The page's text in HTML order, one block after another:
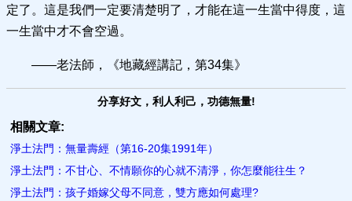
定了。這是我們一定要清楚明了，才能在這一生當中得度，這
一生當中才不會空過。
——老法師，《地藏經講記，第34集》
分享好文，利人利己，功德無量!
相關文章:
淨土法門：無量壽經（第16-20集1991年）
淨土法門：不甘心、不情願你的心就不清淨，你怎麼能往生？
淨土法門：孩子婚嫁父母不同意，雙方應如何處理?